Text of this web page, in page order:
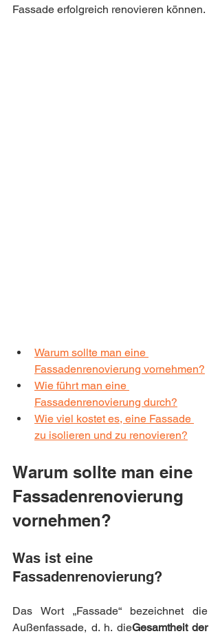
Fassade erfolgreich renovieren können.
Warum sollte man eine
Fassadenrenovierung vornehmen?
Wie führt man eine
Fassadenrenovierung durch?
Wie viel kostet es, eine Fassade
zu isolieren und zu renovieren?
Warum sollte man eine
Fassadenrenovierung
vornehmen?
Was ist eine
Fassadenrenovierung?
Das Wort „Fassade“ bezeichnet die
Außenfassade, d. h. dieGesamtheit der